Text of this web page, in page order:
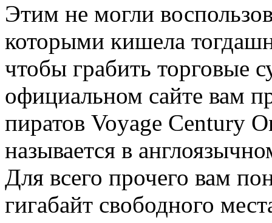
Этим не могли
которыми кишела
чтобы грабить торговые
официальном сайте вам
пиратов Voyage Century
называется в
Для всего прочего вам
гигабайт свободного